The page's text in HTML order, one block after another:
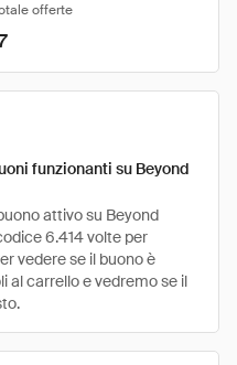
offerte
funzionanti su Beyond
attivo su Beyond
6.414 volte per
vedere se il buono è
al carrello e vedremo se il